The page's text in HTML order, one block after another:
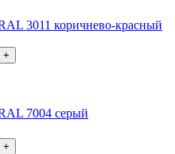
3011 коричнево-красный
+
7004 серый
+